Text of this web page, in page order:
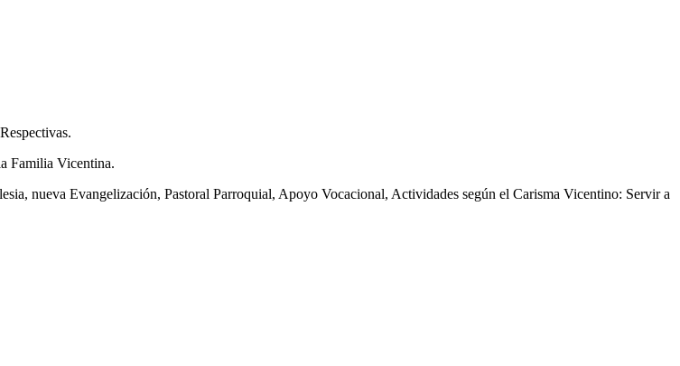
Familia Vicentina.
nueva Evangelización, Pastoral Parroquial, Apoyo Vocacional, Actividades según el Carisma Vicentino: Servir a